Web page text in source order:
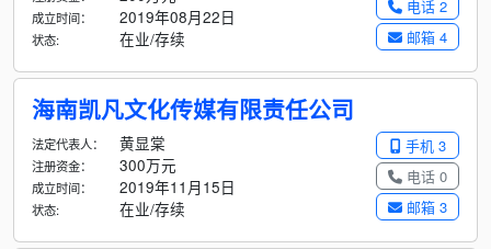
电话 2
邮箱 4
成立时间： 2019年08月22日
状态: 在业/存续
海南凯凡文化传媒有限责任公司
手机 3
电话 0
邮箱 3
法定代表人： 黄显棠
注册资金： 300万元
成立时间： 2019年11月15日
状态: 在业/存续